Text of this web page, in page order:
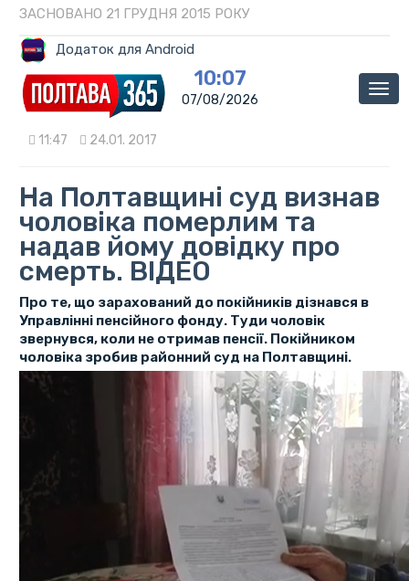
ЗАСНОВАНО 21 ГРУДНЯ 2015 РОКУ
Додаток для Android
10:07
07/08/2026
11:47 24.01. 2017
На Полтавщині суд визнав
чоловіка померлим та
надав йому довідку про
смерть. ВІДЕО
Про те, що зарахований до покійників дізнався в
Управлінні пенсійного фонду. Туди чоловік
звернувся, коли не отримав пенсії. Покійником
чоловіка зробив районний суд на Полтавщині.